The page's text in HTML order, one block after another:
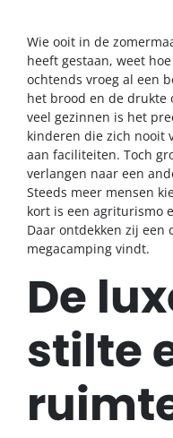
Wie ooit in de
heeft gestaan, weet
ochtends vroeg al een
het brood en de drukte
veel gezinnen is het
kinderen die zich nooit
aan faciliteiten. Toch
verlangen naar een
Steeds meer mensen
kort is een agriturismo
Daar ontdekken zij een
megacamping vindt.
De
stilte